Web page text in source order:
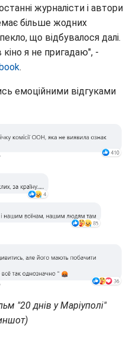
журналісти і автори
більше жодних
що відбувалося далі.
я не пригадаю", -
.
емоційними відгуками
"20 днів у Маріуполі"